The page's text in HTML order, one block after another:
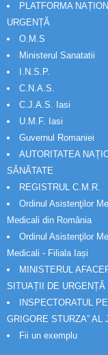
PLATFORMA
URGENȚĂ
O.M.S
Ministerul Sanatatii
I.N.S.P.
C.N.A.S.
C.J.A.S. Iasi
U.M.F. Iasi
Guvernul Romaniei
AUTORITATEA
SĂNĂTATE
REGISTRUL C.M.R.
Ordinul Asistenţilor
Medicali din România
Ordinul Asistenţilor
Medicali - Filiala Iași
MINISTERUL
SITUAȚII DE URGENȚĂ
INSPECTORATUL
GRIGORE STURZA” AL
Fii un exemplu